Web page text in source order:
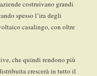
costruivano grandi
spesso l’ira degli
casalingo, con oltre
che quindi rendono più
crescerà in tutto il